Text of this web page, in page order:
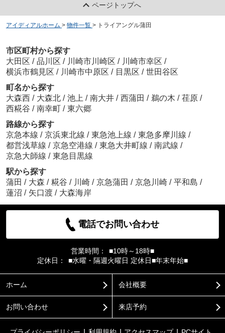
ページトップへ
アイディアルホーム > 物件一覧 > トライアングル蒲田
市区町村から探す
大田区 / 品川区 / 川崎市川崎区 / 川崎市幸区 /
横浜市鶴見区 / 川崎市中原区 / 目黒区 / 世田谷区
町名から探す
大森西 / 大森北 / 池上 / 南大井 / 西蒲田 / 鵜の木 / 荏原 /
西糀谷 / 南幸町 / 東六郷
路線から探す
京急本線 / 京浜東北線 / 東急池上線 / 東急多摩川線 /
都営浅草線 / 京急空港線 / 東急大井町線 / 南武線 /
京急大師線 / 東急目黒線
駅から探す
蒲田 / 大森 / 糀谷 / 川崎 / 京急蒲田 / 京急川崎 / 平和島 /
蓮沼 / 矢口渡 / 大森海岸
電話でお問い合わせ
営業時間：
■10時～18時■
定休日：
■水曜・隔週火曜日 定休日■年末年始■
ホーム 会社概要
お問い合わせ 来店予約